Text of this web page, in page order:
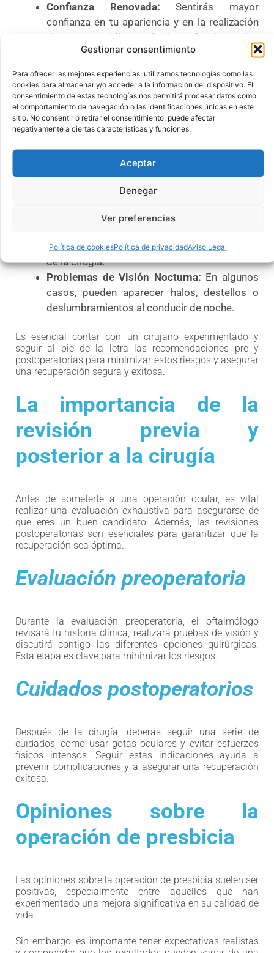
Gestionar consentimiento
Para ofrecer las mejores experiencias, utilizamos tecnologías como las
cookies para almacenar y/o acceder a la información del dispositivo. El
consentimiento de estas tecnologías nos permitirá procesar datos como
el comportamiento de navegación o las identificaciones únicas en este
sitio. No consentir o retirar el consentimiento, puede afectar
negativamente a ciertas características y funciones.
Aceptar
Denegar
Ver preferencias
Política de cookiesPolítica de privacidadAviso Legal
Confianza Renovada: Sentirás mayor
confianza en tu apariencia y en la realización
de tareas cotidianas sin depender de ayudas
visuales.
Peligros de la operación
de ojos
operación de ojos conlleva ciertos riesgos:
Aunque raras, pueden ocurrir si
no se siguen las medidas de higiene
experimentan sequedad en los ojos después
de la cirugía.
Problemas de Visión Nocturna: En algunos
casos, pueden aparecer halos, destellos o
deslumbramientos al conducir de noche.
Es esencial contar con un cirujano experimentado y
seguir al pie de la letra las recomendaciones pre y
postoperatorias para minimizar estos riesgos y asegurar
una recuperación segura y exitosa.
La importancia de la
revisión previa y
posterior a la cirugía
Antes de someterte a una operación ocular, es vital
realizar una evaluación exhaustiva para asegurarse de
que eres un buen candidato. Además, las revisiones
postoperatorias son esenciales para garantizar que la
recuperación sea óptima.
Evaluación preoperatoria
Durante la evaluación preoperatoria, el oftalmólogo
revisará tu historia clínica, realizará pruebas de visión y
discutirá contigo las diferentes opciones quirúrgicas.
Esta etapa es clave para minimizar los riesgos.
Cuidados postoperatorios
Después de la cirugía, deberás seguir una serie de
cuidados, como usar gotas oculares y evitar esfuerzos
físicos intensos. Seguir estas indicaciones ayuda a
prevenir complicaciones y a asegurar una recuperación
exitosa.
Opiniones sobre la
operación de presbicia
Las opiniones sobre la operación de presbicia suelen ser
positivas, especialmente entre aquellos que han
experimentado una mejora significativa en su calidad de
vida.
Sin embargo, es importante tener expectativas realistas